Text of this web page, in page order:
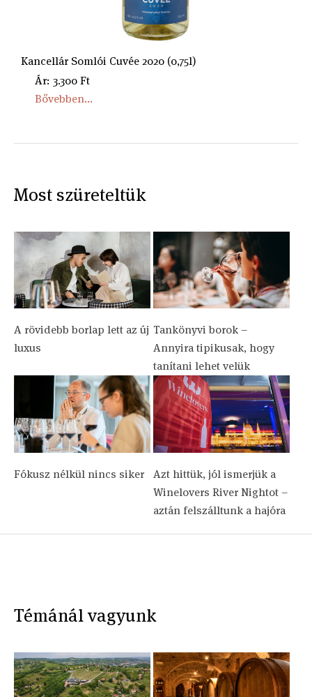
Kancellár Somlói Cuvée 2020 (0,75l)
Ár: 3.300 Ft
Bővebben...
Most szüreteltük
A rövidebb borlap lett az új
luxus
Tankönyvi borok –
Annyira tipikusak, hogy
tanítani lehet velük
Fókusz nélkül nincs siker
Azt hittük, jól ismerjük a
Winelovers River Nightot –
aztán felszálltunk a hajóra
Témánál vagyunk